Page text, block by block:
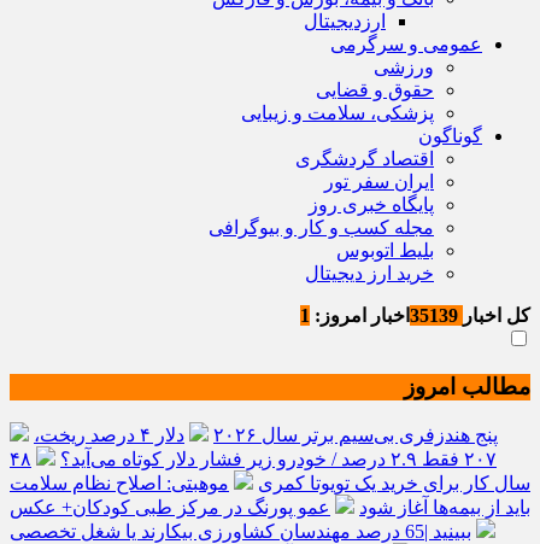
ارزدیجیتال
عمومی و سرگرمی
ورزشی
حقوق و قضایی
پزشکی، سلامت و زیبایی
گوناگون
اقتصاد گردشگری
ایران سفر تور
پایگاه خبری روز
مجله کسب و کار و بیوگرافی
بلیط اتوبوس
خرید ارز دیجیتال
کل اخبار اخبار امروز: 1
مطالب امروز
پنج هندزفری بی‌سیم برتر سال ۲۰۲۶
دلار ۴ درصد ریخت،
۲۰۷ فقط ۲.۹ درصد / خودرو زیر فشار دلار کوتاه می‌آید؟
۴۸
سال کار برای خرید یک تویوتا کمری
موهبتی: اصلاح نظام سلامت
باید از بیمه‌ها آغاز شود
عمو پورنگ در مرکز طبی کودکان+ عکس
ببینید |65 درصد مهندسان کشاورزی بیکارند یا شغل تخصصی